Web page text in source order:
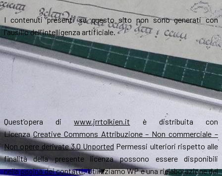
I contenuti presenti su questo sito non sono generati con
l'ausilio dell'intelligenza artificiale.
Quest’opera diwww.jrrtolkien.it è distribuita con
LicenzaCreative Commons Attribuzione – Non commerciale –
Non opere derivate 3.0 Unported Permessi ulteriori rispetto alle
finalità della presente licenza possono essere disponibili
nellapagina dei contatti. Utilizziamo WP e una rielaborazione del